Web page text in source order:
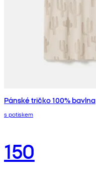
Pánské tričko 100% bavlna
s potiskem
150